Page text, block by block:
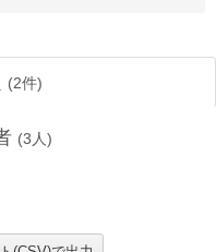
(2件)
(3 人)